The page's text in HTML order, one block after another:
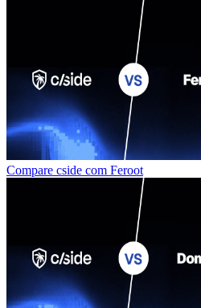
Compare cside com Feroot